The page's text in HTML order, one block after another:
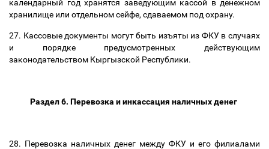
календарный год хранятся заведующим кассой в денежном
хранилище или отдельном сейфе, сдаваемом под охрану.
27. Кассовые документы могут быть изъяты из ФКУ в случаях
и порядке предусмотренных действующим
законодательством Кыргызской Республики.
Раздел 6. Перевозка и инкассация наличных денег
28. Перевозка наличных денег между ФКУ и его филиалами